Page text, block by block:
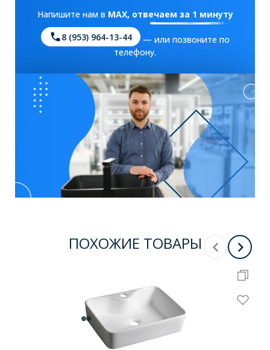
Напишите нам в MAX, отвечаем за 1 минуту
8 (953) 964-13-44
— или позвоните по
телефону.
ПОХОЖИЕ ТОВАРЫ